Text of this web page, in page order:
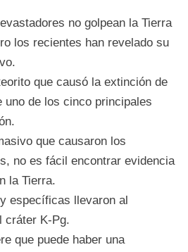
no golpean la Tierra
los recientes han revelado su
que causó la extinción de
uno de los cinco principales
que causaron los
no es fácil encontrar evidencia
la Tierra.
específicas llevaron al
cráter K-Pg.
que puede haber una